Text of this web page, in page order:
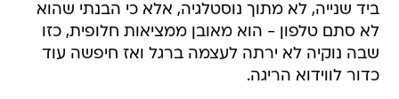
ביד שנייה, לא מתוך נוסטלגיה, אלא כי הבנתי שהוא
לא סתם טלפון - הוא מאובן ממציאות חלופית, כזו
שבה נוקיה לא ירתה לעצמה ברגל ואז חיפשה עוד
כדור לווידוא הריגה.